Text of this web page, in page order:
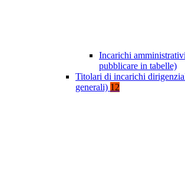
Incarichi
pubblicare in tabelle)
Titolari di incarichi
generali) 12